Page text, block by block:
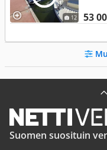
12 53
Suomen suosituin